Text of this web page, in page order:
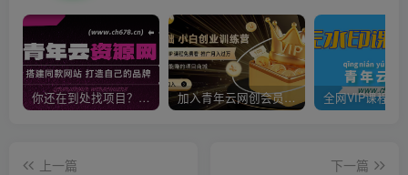
你还在到处找项目？还在当韭菜？我靠卖项目一个月收入5万+，曾经我也是个失败者。 加入青年云网创会员，全站资源免费学习。加入高级合伙人，推广日入1000+
上一篇
下一篇